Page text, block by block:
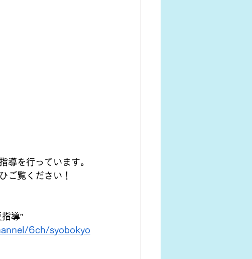
導を行っています。
ご覧ください！
導”
6ch/syobokyo